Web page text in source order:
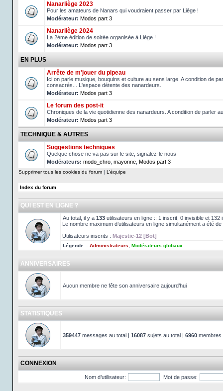
Nanarliège 2023
Pour les amateurs de Nanars qui voudraient passer par Liège !
Modérateur: Modos part 3
Nanarliège 2024
La 2ème édition de soirée organisée à Liège !
Modérateur: Modos part 3
EN PLUS
Arrête de m'jouer du pipeau
Ici on parle musique, bouquins et culture au sens large. A condition de
consacrés... L'espace détente des nanardeurs.
Modérateur: Modos part 3
Le forum des post-it
Chroniques de la vie quotidienne des nanardeurs. A condition de parler
Modérateur: Modos part 3
TECHNIQUE & AUTRES
Suggestions techniques
Quelque chose ne va pas sur le site, signalez-le nous
Modérateurs: modo_chro mayonne Modos part 3
Supprimer tous les cookies du forum | L’équipe
Index du forum
QUI EST EN LIGNE ?
Au total, il y a 133 utilisateurs en ligne :: 1 inscrit, 0 invisible et
Le nombre maximum d’utilisateurs en ligne simultanément a été de
Utilisateurs inscrits : Majestic-12 [Bot]
Légende :: Administrateurs Modérateurs globaux
ANNIVERSAIRES
Aucun membre ne fête son anniversaire aujourd’hui
STATISTIQUES
359447 messages au total | 16087 sujets au total | 6960 membres
CONNEXION
Nom d’utilisateur: Mot de passe: